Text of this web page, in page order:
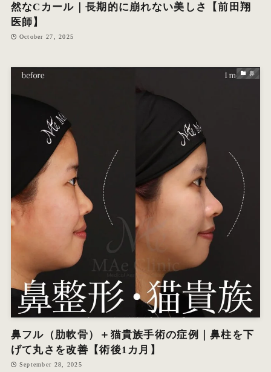
然なCカール｜長期的に崩れない美しさ【前田翔
医師】
October 27, 2025
鼻
鼻フル（肋軟骨）＋猫貴族手術の症例｜鼻柱を下
げて丸さを改善【術後1カ月】
September 28, 2025